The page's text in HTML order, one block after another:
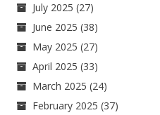
July 2025 (27)
June 2025 (38)
May 2025 (27)
April 2025 (33)
March 2025 (24)
February 2025 (37)